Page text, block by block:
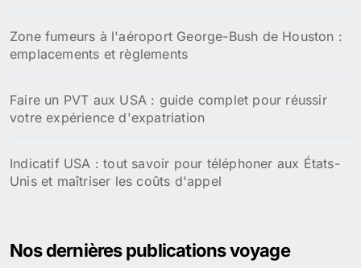
Zone fumeurs à l'aéroport George-Bush de Houston :
emplacements et règlements
Faire un PVT aux USA : guide complet pour réussir
votre expérience d'expatriation
Indicatif USA : tout savoir pour téléphoner aux États-
Unis et maîtriser les coûts d'appel
Nos dernières publications voyage